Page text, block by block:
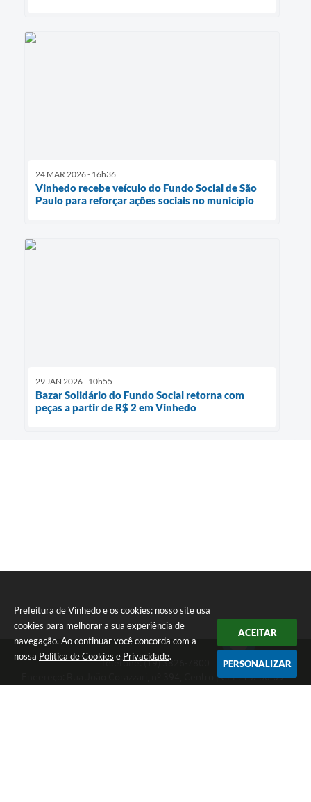
Prefeitura de Vinhedo e os cookies: nosso site usa
cookies para melhorar a sua experiência de
navegação. Ao continuar você concorda com a
nossa Política de Cookies e Privacidade.
ACEITAR
PERSONALIZAR
24 MAR 2026 - 16h36
Vinhedo recebe veículo do Fundo Social de São
Paulo para reforçar ações sociais no município
29 JAN 2026 - 10h55
Bazar Solidário do Fundo Social retorna com
peças a partir de R$ 2 em Vinhedo
Telefone: (19) 3826-7800
Endereço: Rua João Corazzari, nº 394, Centro | CEP: 13280-091